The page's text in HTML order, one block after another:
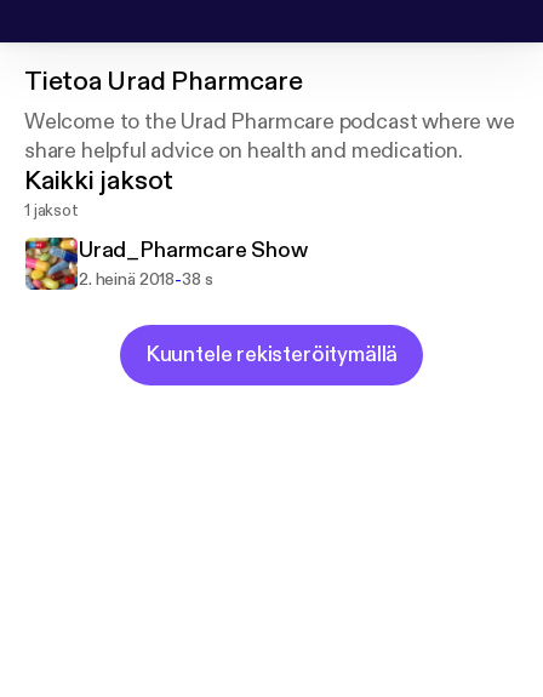
Tietoa Urad Pharmcare
Welcome to the Urad Pharmcare podcast where we
share helpful advice on health and medication.
Kaikki jaksot
1 jaksot
Urad_Pharmcare Show
2. heinä 2018-38 s
Kuuntele rekisteröitymällä